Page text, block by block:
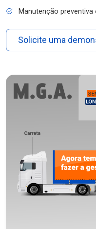
Manutenção preventiva
Solicite uma